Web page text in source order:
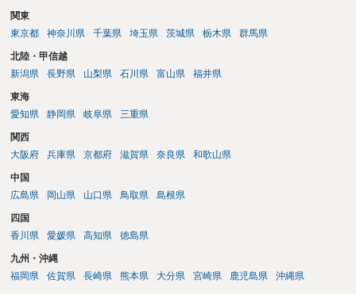
関東
東京都
神奈川県 千葉県 埼玉県 茨城県 栃木県 群馬県
北陸・甲信越
新潟県
長野県 山梨県 石川県 富山県 福井県
東海
愛知県
静岡県 岐阜県 三重県
関西
大阪府
兵庫県 京都府 滋賀県 奈良県 和歌山県
中国
広島県
岡山県 山口県 鳥取県 島根県
四国
香川県
愛媛県 高知県 徳島県
九州・沖縄
福岡県
佐賀県 長崎県 熊本県 大分県 宮崎県 鹿児島県 沖縄県